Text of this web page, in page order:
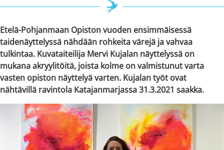
Etelä-Pohjanmaan Opiston vuoden ensimmäisessä
taidenäyttelyssä nähdään rohkeita värejä ja vahvaa
tulkintaa. Kuvataiteilija Mervi Kujalan näyttelyssä on
mukana akryylitöitä, joista kolme on valmistunut varta
vasten opiston näyttelyä varten. Kujalan työt ovat
nähtävillä ravintola Katajanmarjassa 31.3.2021 saakka.